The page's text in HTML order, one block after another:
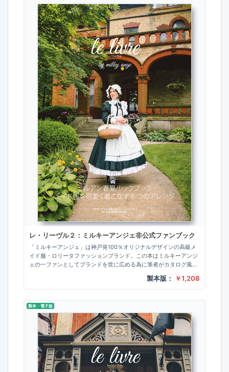
レ・リーヴル２：ミルキーアンジェ非公式ファンブック
「ミルキーアンジェ」は神戸発100％オリジナルデザインの高級メ
イド服・ロリータファッションブランド。この本はミルキーアンジ
ェの一ファンとしてブランドを世に広める為に筆者がカタログ風の
製本版： ￥1,208
製本・電子版